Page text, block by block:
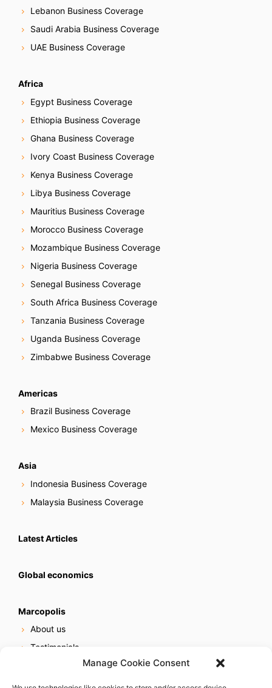
Manage Cookie Consent
Lebanon Business Coverage
Saudi Arabia Business Coverage
UAE Business Coverage
Africa
Egypt Business Coverage
Ethiopia Business Coverage
Ghana Business Coverage
Ivory Coast Business Coverage
Kenya Business Coverage
Libya Business Coverage
Mauritius Business Coverage
Morocco Business Coverage
Mozambique Business Coverage
Nigeria Business Coverage
Senegal Business Coverage
South Africa Business Coverage
Tanzania Business Coverage
Uganda Business Coverage
Zimbabwe Business Coverage
Americas
Brazil Business Coverage
Mexico Business Coverage
Asia
Indonesia Business Coverage
Malaysia Business Coverage
Latest Articles
Global economics
Marcopolis
About us
Testimonials
Online reputation service